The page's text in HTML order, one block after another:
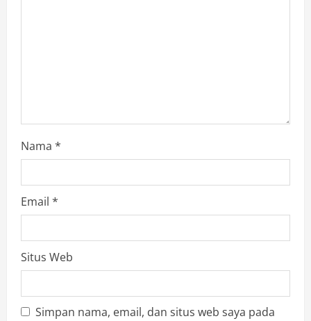
Nama *
Email *
Situs Web
Simpan nama, email, dan situs web saya pada